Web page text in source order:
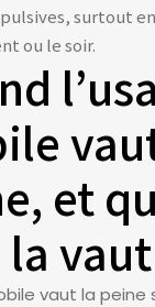
surtout en
ou le soir.
et
vaut la peine